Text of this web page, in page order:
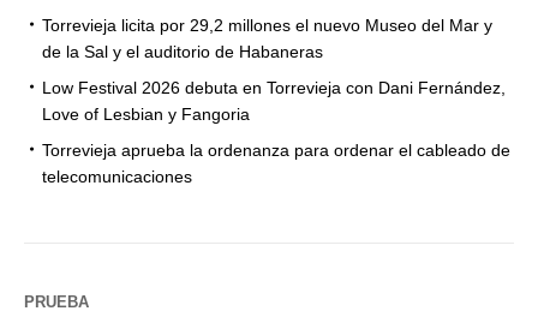
Torrevieja licita por 29,2 millones el nuevo Museo del Mar y
de la Sal y el auditorio de Habaneras
Low Festival 2026 debuta en Torrevieja con Dani Fernández,
Love of Lesbian y Fangoria
Torrevieja aprueba la ordenanza para ordenar el cableado de
telecomunicaciones
PRUEBA